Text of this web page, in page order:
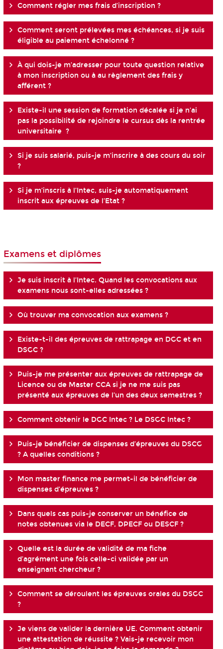
Comment régler mes frais d’inscription ?
Comment seront prélevées mes échéances, si je suis
éligible au paiement échelonné ?
À qui dois-je m’adresser pour toute question relative
à mon inscription ou à au règlement des frais y
afférent ?
Existe-il une session de formation décalée si je n’ai
pas la possibilité de rejoindre le cursus dès la rentrée
universitaire ?
Si je suis salarié, puis-je m’inscrire à des cours du soir
?
Si je m’inscris à l’Intec, suis-je automatiquement
inscrit aux épreuves de l’Etat ?
Examens et diplômes
Je suis inscrit à l’Intec. Quand les convocations aux
examens nous sont-elles adressées ?
Où trouver ma convocation aux examens ?
Existe-t-il des épreuves de rattrapage en DGC et en
DSGC ?
Puis-je me présenter aux épreuves de rattrapage de
Licence ou de Master CCA si je ne me suis pas
présenté aux épreuves de l’un des deux semestres ?
Comment obtenir le DGC Intec ? Le DSGC Intec ?
Puis-je bénéficier de dispenses d’épreuves du DSCG
? A quelles conditions ?
Mon master finance me permet-il de bénéficier de
dispenses d’épreuves ?
Dans quels cas puis-je conserver un bénéfice de
notes obtenues via le DECF, DPECF ou DESCF ?
Quelle est la durée de validité de ma fiche
d’agrément une fois celle-ci validée par un
enseignant chercheur ?
Comment se déroulent les épreuves orales du DSGC
?
Je viens de valider la dernière UE. Comment obtenir
une attestation de réussite ? Vais-je recevoir mon